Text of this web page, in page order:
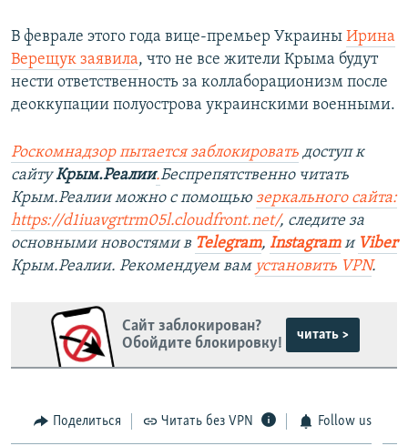
В феврале этого года вице-премьер Украины Ирина
Верещук заявила, что не все жители Крыма будут
нести ответственность за коллаборационизм после
деоккупации полуострова украинскими военными.
Роскомнадзор пытается заблокировать доступ к
сайтуКрым.Реалии.Беспрепятственно читать
Крым.Реалии можно с помощью зеркального сайта:
https://d1iuavgrtrm05l.cloudfront.net/, следите за
основными новостями в Telegram, Instagramи Viber
Крым.Реалии. Рекомендуем вам установить VPN.
Сайт заблокирован?
Обойдите блокировку!
читать >
Поделиться Читать без VPN Follow us